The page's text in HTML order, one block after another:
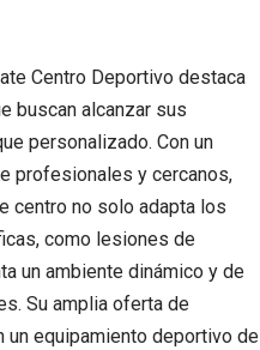
Centro Deportivo destaca
buscan alcanzar sus
personalizado. Con un
profesionales y cercanos,
centro no solo adapta los
como lesiones de
un ambiente dinámico y de
Su amplia oferta de
un equipamiento deportivo de